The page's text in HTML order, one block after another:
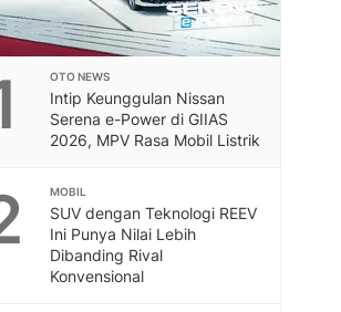
OTO NEWS
Intip Keunggulan Nissan
Serena e-Power di GIIAS
2026, MPV Rasa Mobil Listrik
MOBIL
SUV dengan Teknologi REEV
Ini Punya Nilai Lebih
Dibanding Rival
Konvensional